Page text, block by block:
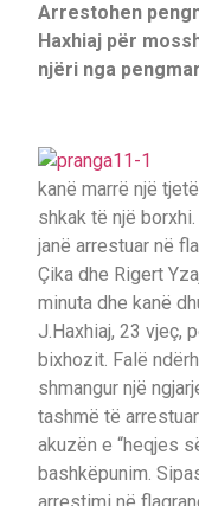
Arrestohen
Haxhiaj për
njëri nga
kanë marrë një
shkak të një
janë arrestuar në
Çika dhe Rigert
minuta dhe kanë
J.Haxhiaj, 23 vjeç,
bixhozit. Falë
shmangur një
tashmë të
akuzën e “heqjes
bashkëpunim.